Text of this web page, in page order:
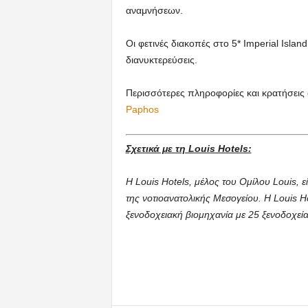
αναμνήσεων.
Οι φετινές διακοπές στο 5* Imperial
διανυκτερεύσεις.
Περισσότερες πληροφορίες και
Paphos
Σχετικά με τη Louis Hotels:
Η Louis Hotels, μέλος του Ομίλου Louis,
της νοτιοανατολικής Μεσογείου. H Louis
ξενοδοχειακή βιομηχανία με 25